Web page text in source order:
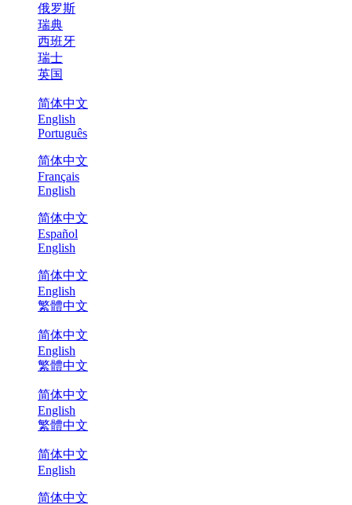
俄罗斯
瑞典
西班牙
瑞士
英国
简体中文
English
Português
简体中文
Français
English
简体中文
Español
English
简体中文
English
繁體中文
简体中文
English
繁體中文
简体中文
English
繁體中文
简体中文
English
简体中文